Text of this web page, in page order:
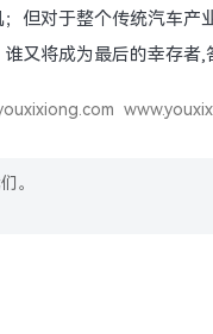
但对于整个传统汽车产
又将成为最后的幸存者,
。